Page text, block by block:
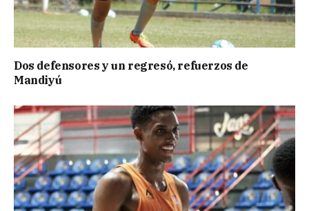
Dos defensores y un regresó, refuerzos de
Mandiyú